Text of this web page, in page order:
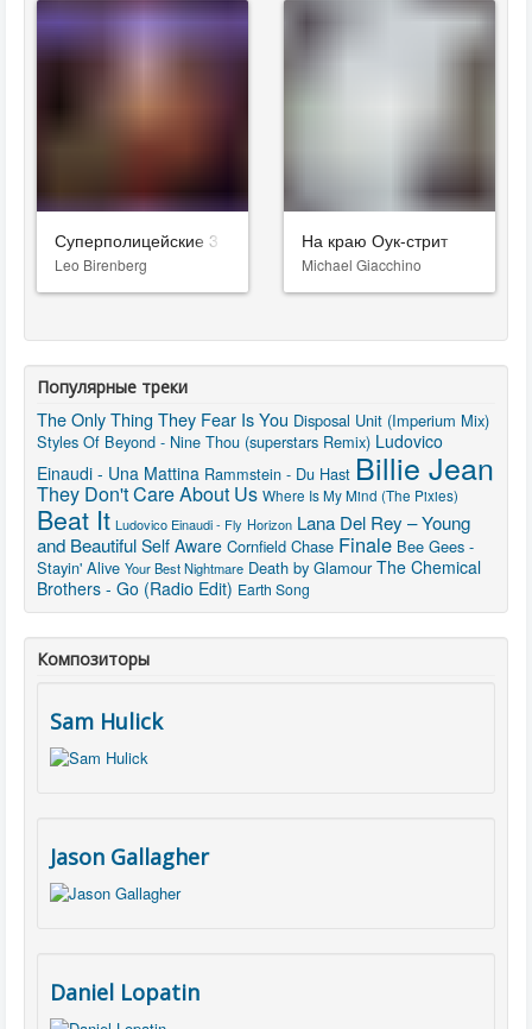
Суперполицейские 3
Leo Birenberg
На краю Оук-стрит
Michael Giacchino
Популярные треки
The Only Thing They Fear Is You Disposal Unit (Imperium Mix)
Styles Of Beyond - Nine Thou (superstars Remix) Ludovico
Einaudi - Una Mattina Rammstein - Du Hast Billie Jean
They Don't Care About Us Where Is My Mind (The Pixies)
Beat It Ludovico Einaudi - Fly Horizon Lana Del Rey – Young
and Beautiful Self Aware Cornfield Chase Finale Bee Gees -
Stayin' Alive Your Best Nightmare Death by Glamour The Chemical
Brothers - Go (Radio Edit) Earth Song
Композиторы
Sam Hulick
Jason Gallagher
Daniel Lopatin